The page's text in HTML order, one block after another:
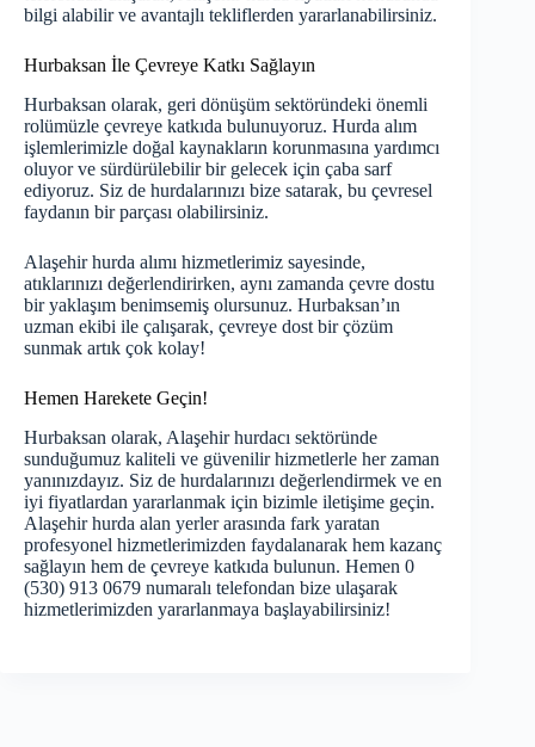
bilgi alabilir ve avantajlı tekliflerden yararlanabilirsiniz.
Hurbaksan İle Çevreye Katkı Sağlayın
Hurbaksan olarak, geri dönüşüm sektöründeki önemli
rolümüzle çevreye katkıda bulunuyoruz. Hurda alım
işlemlerimizle doğal kaynakların korunmasına yardımcı
oluyor ve sürdürülebilir bir gelecek için çaba sarf
ediyoruz. Siz de hurdalarınızı bize satarak, bu çevresel
faydanın bir parçası olabilirsiniz.
Alaşehir hurda alımı hizmetlerimiz sayesinde,
atıklarınızı değerlendirirken, aynı zamanda çevre dostu
bir yaklaşım benimsemiş olursunuz. Hurbaksan’ın
uzman ekibi ile çalışarak, çevreye dost bir çözüm
sunmak artık çok kolay!
Hemen Harekete Geçin!
Hurbaksan olarak, Alaşehir hurdacı sektöründe
sunduğumuz kaliteli ve güvenilir hizmetlerle her zaman
yanınızdayız. Siz de hurdalarınızı değerlendirmek ve en
iyi fiyatlardan yararlanmak için bizimle iletişime geçin.
Alaşehir hurda alan yerler arasında fark yaratan
profesyonel hizmetlerimizden faydalanarak hem kazanç
sağlayın hem de çevreye katkıda bulunun. Hemen 0
(530) 913 0679 numaralı telefondan bize ulaşarak
hizmetlerimizden yararlanmaya başlayabilirsiniz!